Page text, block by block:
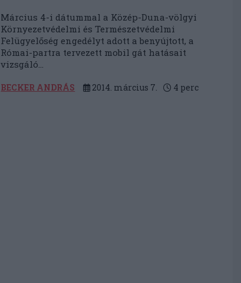
Március 4-i dátummal a Közép-Duna-völgyi
Környezetvédelmi és Természetvédelmi
Felügyelőség engedélyt adott a benyújtott, a
Római-partra tervezett mobil gát hatásait
vizsgáló...
BECKER ANDRÁS 2014. március 7. 4 perc